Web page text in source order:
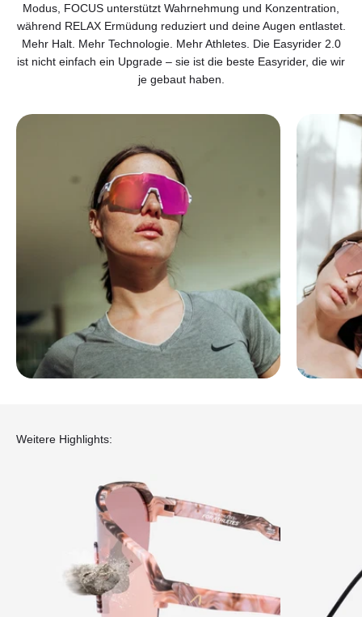
Modus, FOCUS unterstützt Wahrnehmung und Konzentration,
während RELAX Ermüdung reduziert und deine Augen entlastet.
Mehr Halt. Mehr Technologie. Mehr Athletes. Die Easyrider 2.0
ist nicht einfach ein Upgrade – sie ist die beste Easyrider, die wir
je gebaut haben.
Weitere Highlights: